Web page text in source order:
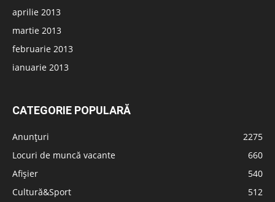
aprilie 2013
martie 2013
februarie 2013
ianuarie 2013
CATEGORIE POPULARĂ
Anunțuri
2275
Locuri de muncă vacante
660
Afișier
540
Cultură&Sport
512